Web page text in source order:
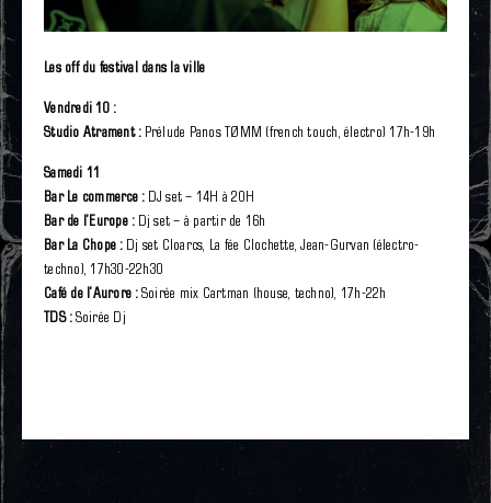
Les off du festival dans la ville
Vendredi 10 :
Studio Atrament :Prélude Panos TØMM (french touch, électro) 17h-19h
Samedi 11
Bar Le commerce :DJ set – 14H à 20H
Bar de l’Europe : Dj set – à partir de 16h
Bar La Chope :Dj set Cloarcs, La fée Clochette, Jean-Gurvan (électro-
techno), 17h30-22h30
Café de l’Aurore :Soirée mix Cartman (house, techno), 17h-22h
TDS :Soirée Dj